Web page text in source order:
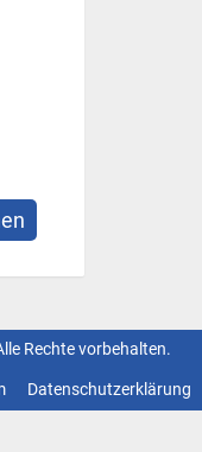
Rechte vorbehalten.
Datenschutzerklärung